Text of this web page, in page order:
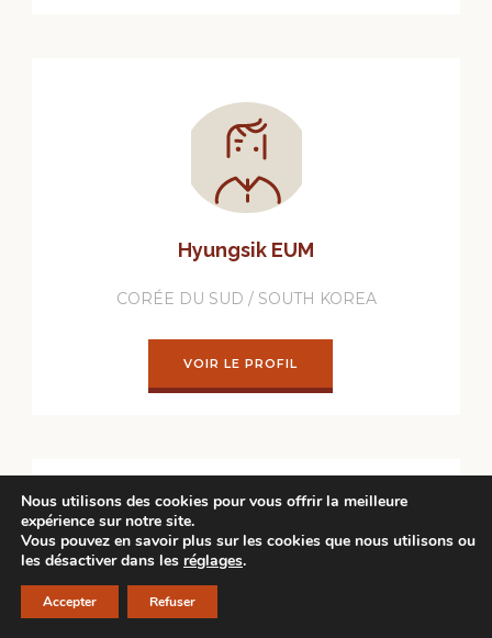
Hyungsik EUM
CORÉE DU SUD / SOUTH KOREA
VOIR LE PROFIL
Nous utilisons des cookies pour vous offrir la meilleure
expérience sur notre site.
Vous pouvez en savoir plus sur les cookies que nous utilisons ou
les désactiver dans les réglages.
Accepter Refuser